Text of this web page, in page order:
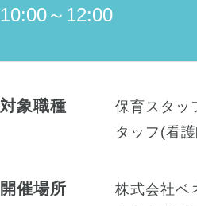
10:00～12:00
対象職種
保育スタッ
タッフ(看
開催場所
株式会社